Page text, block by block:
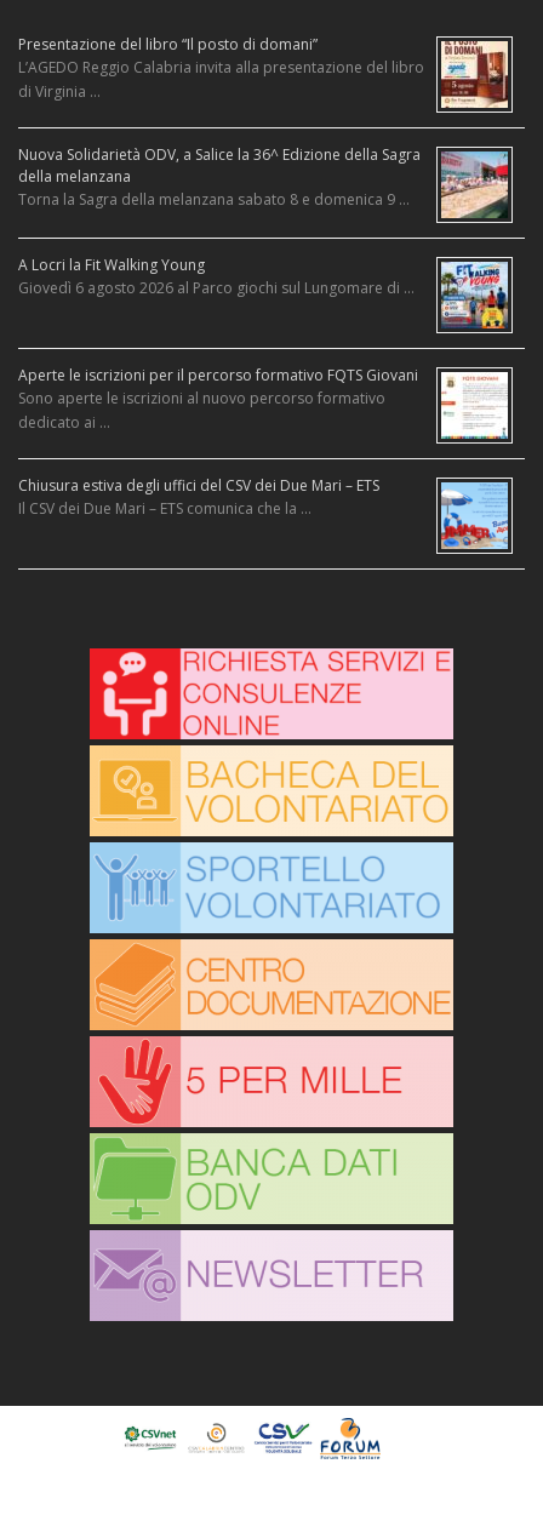
Presentazione del libro “Il posto di domani”
L’AGEDO Reggio Calabria invita alla presentazione del libro
di Virginia …
Nuova Solidarietà ODV, a Salice la 36^ Edizione della Sagra
della melanzana
Torna la Sagra della melanzana sabato 8 e domenica 9 …
A Locri la Fit Walking Young
Giovedì 6 agosto 2026 al Parco giochi sul Lungomare di …
Aperte le iscrizioni per il percorso formativo FQTS Giovani
Sono aperte le iscrizioni al nuovo percorso formativo
dedicato ai …
Chiusura estiva degli uffici del CSV dei Due Mari – ETS
Il CSV dei Due Mari – ETS comunica che la …